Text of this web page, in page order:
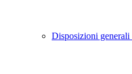
Disposizioni generali